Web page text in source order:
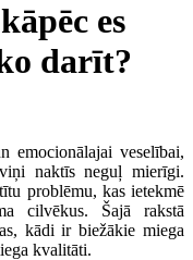
es
darīt?
emocionālajai veselībai,
naktīs neguļ mierīgi.
problēmu, kas ietekmē
cilvēkus. Šajā rakstā
kādi ir biežākie miega
kvalitāti.